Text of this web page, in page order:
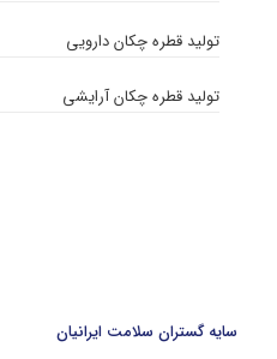
تولید قطره چکان دارویی
تولید قطره چکان آرایشی
سایه گستران سلامت ایرانیان